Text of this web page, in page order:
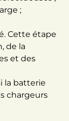
;
Cette étape
de la
et des
la batterie
chargeurs